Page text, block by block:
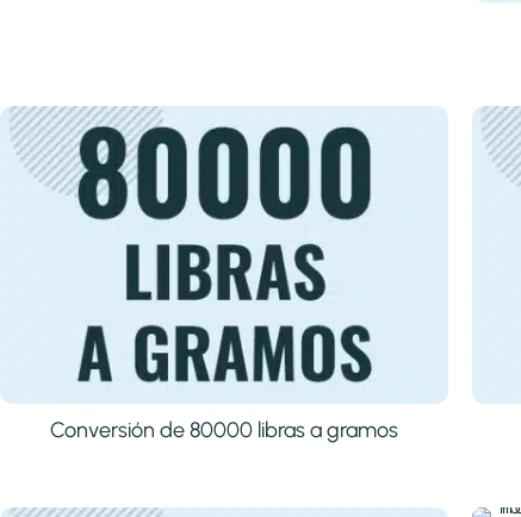
Conversión de 80000 libras a gramos